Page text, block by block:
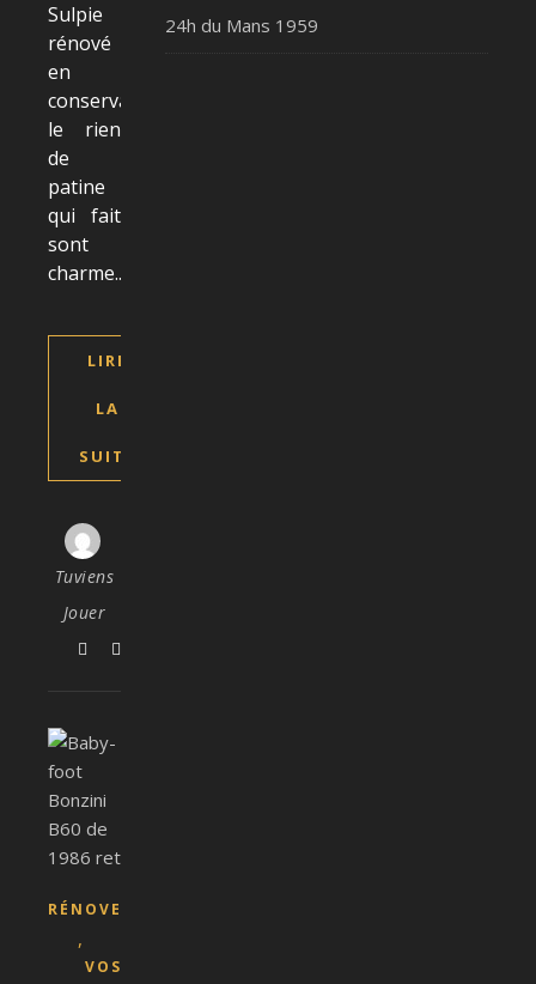
Sulpie
rénové
en
conservant
le rien
de
patine
qui fait
sont
charme...
LIRE
LA
SUITE
Tuviens
Jouer
RÉNOVER
,
VOS
24h du Mans 1959